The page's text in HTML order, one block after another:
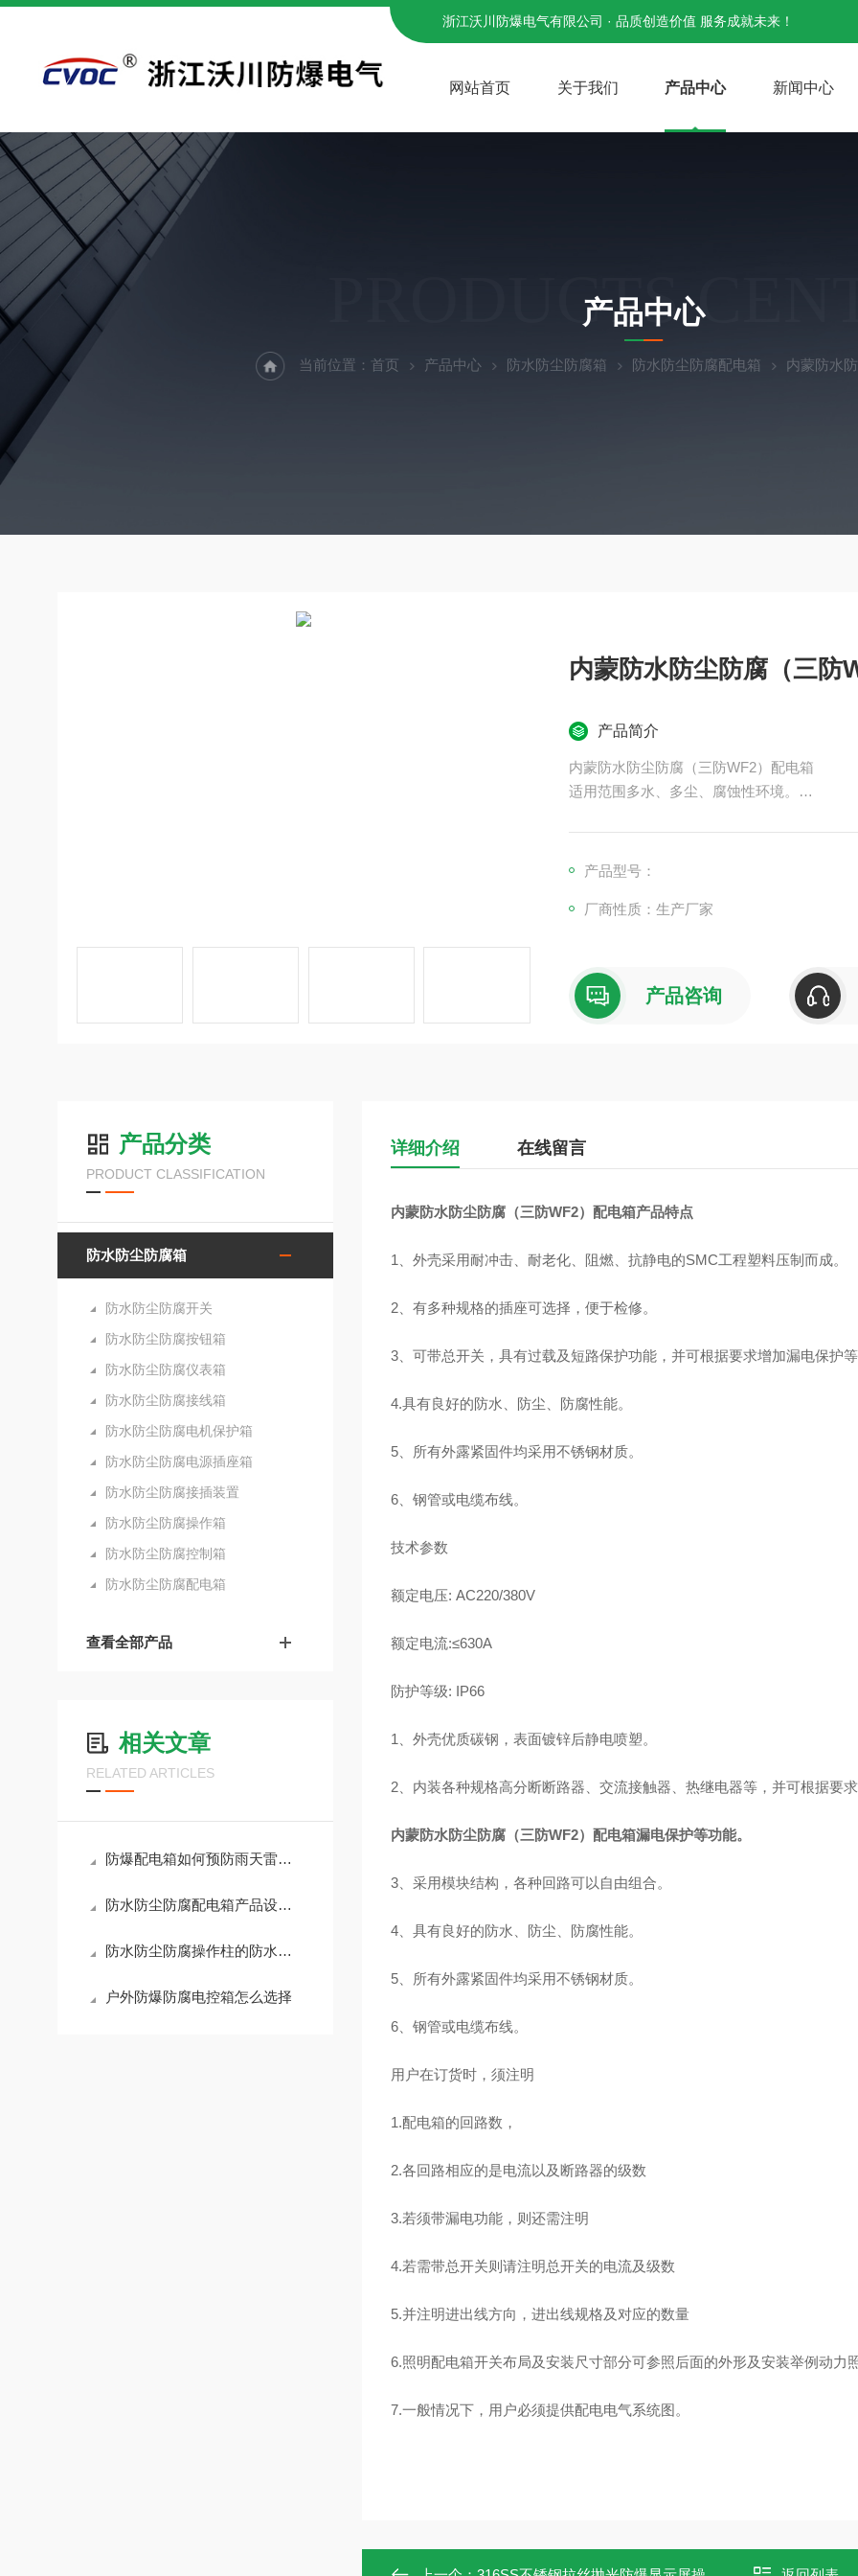
浙江沃川防爆电气有限公司 · 品质创造价值 服务成就未来！
网站首页 关于我们 产品中心 新闻中心
PRODUCTS
产品中心
当前位置： 首页 产品中心 防水防尘防腐箱 防水防尘防腐配电箱 内蒙防水
内蒙防水防尘防腐（三防
产品简介
内蒙防水防尘防腐（三防WF2）配电箱
适用范围多水、多尘、腐蚀性环境。
产品型号：
厂商性质：生产厂家
产品咨询
产品分类
PRODUCT CLASSIFICATION
防水防尘防腐箱
防水防尘防腐开关
防水防尘防腐按钮箱
防水防尘防腐仪表箱
防水防尘防腐接线箱
防水防尘防腐电机保护箱
防水防尘防腐电源插座箱
防水防尘防腐接插装置
防水防尘防腐操作箱
防水防尘防腐控制箱
防水防尘防腐配电箱
查看全部产品
相关文章
RELATED ARTICLES
防爆配电箱如何预防雨天雷击破坏
防水防尘防腐配电箱产品设计灵活
防水防尘防腐操作柱的防水处理方法
户外防爆防腐电控箱怎么选择
详细介绍 在线留言
内蒙防水防尘防腐（三防WF2）配电箱产品特点
1、外壳采用耐冲击、耐老化、阻燃、抗静电的SMC工程塑料压制而成。
2、有多种规格的插座可选择，便于检修。
3、可带总开关，具有过载及短路保护功能，并可根据要求增加漏电保护
4.具有良好的防水、防尘、防腐性能。
5、所有外露紧固件均采用不锈钢材质。
6、钢管或电缆布线。
技术参数
额定电压: AC220/380V
额定电流:≤630A
防护等级: IP66
1、外壳优质碳钢，表面镀锌后静电喷塑。
2、内装各种规格高分断断路器、交流接触器、热继电器等，并可根据要
内蒙防水防尘防腐（三防WF2）配电箱漏电保护等功能。
3、采用模块结构，各种回路可以自由组合。
4、具有良好的防水、防尘、防腐性能。
5、所有外露紧固件均采用不锈钢材质。
6、钢管或电缆布线。
用户在订货时，须注明
1.配电箱的回路数，
2.各回路相应的是电流以及断路器的级数
3.若须带漏电功能，则还需注明
4.若需带总开关则请注明总开关的电流及级数
5.并注明进出线方向，进出线规格及对应的数量
6.照明配电箱开关布局及安装尺寸部分可参照后面的外形及安装举例动力
7.一般情况下，用户必须提供配电电气系统图。